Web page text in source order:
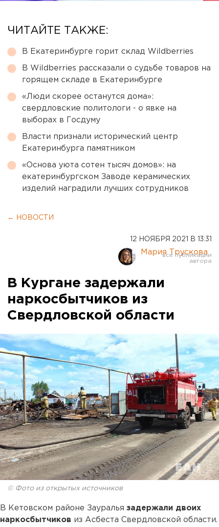
ЧИТАЙТЕ ТАКЖЕ:
В Екатеринбурге горит склад Wildberries
В Wildberries рассказали о судьбе товаров на
горящем складе в Екатеринбурге
«Люди скорее останутся дома»:
свердловские политологи - о явке на
выборах в Госдуму
Власти признали исторический центр
Екатеринбурга памятником
«Основа уюта сотен тысяч домов»: на
екатеринбургском Заводе керамических
изделий наградили лучших сотрудников
← НОВОСТИ
12 НОЯБРЯ 2021 В 13:31
Мария Трускова
В Кургане задержали
наркосбытчиков из
Свердловской области
© Фото из открытых источников
В Кетовском районе Зауралья задержали двоих
наркосбытчиков из Асбеста Свердловской области.